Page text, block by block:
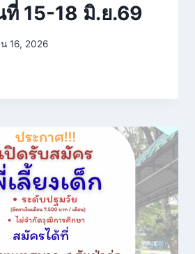
ที่ 15-18 มิ.ย.69
16, 2026